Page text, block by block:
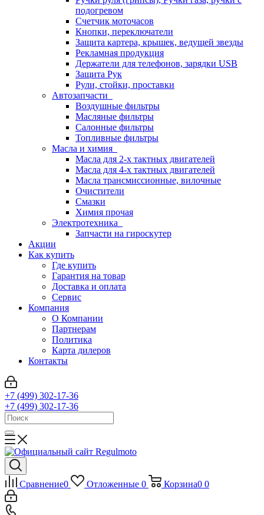
подогревом
Счетчик моточасов
Кнопки, переключатели
Защита картера, крышек, ведущей звезды
Рекламная продукция
Держатели для телефонов, зарядки USB
Защита Рук
Рули, стойки, проставки
Автозапчасти
Воздушные фильтры
Масляные фильтры
Салонные фильтры
Топливные фильтры
Масла и химия
Масла для 2-х тактных двигателей
Масла для 4-х тактных двигателей
Масла трансмиссионные, вилочные
Очистители
Смазки
Химия прочая
Электротехника
Запчасти на гироскутер
Акции
Как купить
Где купить
Гарантия на товар
Доставка и оплата
Сервис
Компания
О Компании
Партнерам
Политика
Карта дилеров
Контакты
+7 (499) 302-17-36
+7 (499) 302-17-36
Сравнение0 Отложенные 0 Корзина0 0